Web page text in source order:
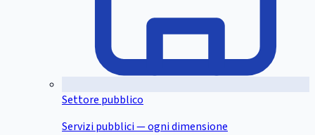
Settore pubblico
Servizi pubblici — ogni dimensione